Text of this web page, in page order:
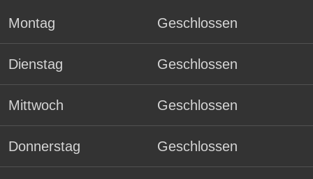
Montag Geschlossen
Dienstag Geschlossen
Mittwoch Geschlossen
Donnerstag Geschlossen